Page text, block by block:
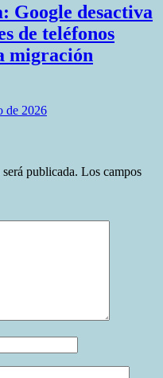
Google desactiva
de teléfonos
migración
de 2026
publicada. Los campos